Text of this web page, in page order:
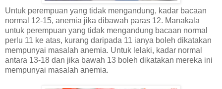
Untuk perempuan yang tidak mengandung, kadar bacaan
normal 12-15, anemia jika dibawah paras 12. Manakala
untuk perempuan yang tidak mengandung bacaan normal
perlu 11 ke atas, kurang daripada 11 ianya boleh dikatakan
mempunyai masalah anemia. Untuk lelaki, kadar normal
antara 13-18 dan jika bawah 13 boleh dikatakan mereka ini
mempunyai masalah anemia.